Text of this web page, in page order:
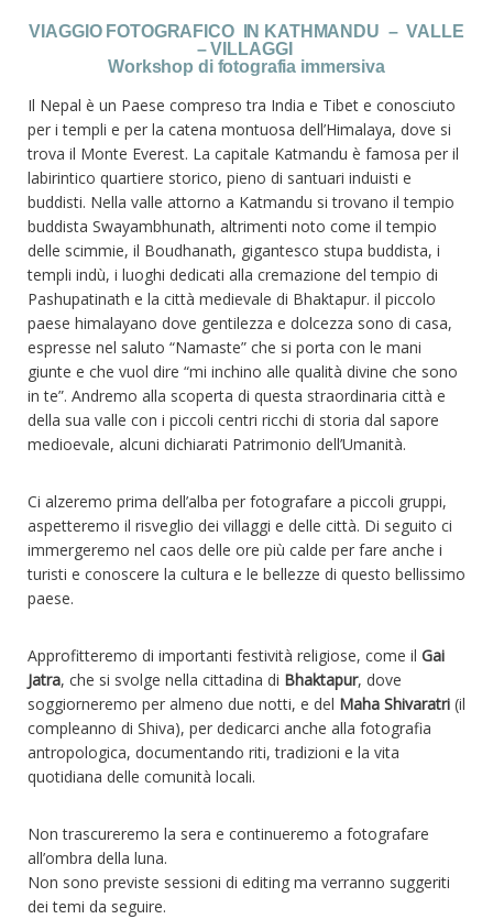
VIAGGIO FOTOGRAFICO IN KATHMANDU – VALLE
– VILLAGGI
Workshop di fotografia immersiva
Il Nepal è un Paese compreso tra India e Tibet e conosciuto
per i templi e per la catena montuosa dell’Himalaya, dove si
trova il Monte Everest. La capitale Katmandu è famosa per il
labirintico quartiere storico, pieno di santuari induisti e
buddisti. Nella valle attorno a Katmandu si trovano il tempio
buddista Swayambhunath, altrimenti noto come il tempio
delle scimmie, il Boudhanath, gigantesco stupa buddista, i
templi indù, i luoghi dedicati alla cremazione del tempio di
Pashupatinath e la città medievale di Bhaktapur. il piccolo
paese himalayano dove gentilezza e dolcezza sono di casa,
espresse nel saluto “Namaste” che si porta con le mani
giunte e che vuol dire “mi inchino alle qualità divine che sono
in te”. Andremo alla scoperta di questa straordinaria città e
della sua valle con i piccoli centri ricchi di storia dal sapore
medioevale, alcuni dichiarati Patrimonio dell’Umanità.
Ci alzeremo prima dell’alba per fotografare a piccoli gruppi,
aspetteremo il risveglio dei villaggi e delle città. Di seguito ci
immergeremo nel caos delle ore più calde per fare anche i
turisti e conoscere la cultura e le bellezze di questo bellissimo
paese.
Approfitteremo di importanti festività religiose, come il Gai
Jatra, che si svolge nella cittadina di Bhaktapur, dove
soggiorneremo per almeno due notti, e del Maha Shivaratri (il
compleanno di Shiva), per dedicarci anche alla fotografia
antropologica, documentando riti, tradizioni e la vita
quotidiana delle comunità locali.
Non trascureremo la sera e continueremo a fotografare
all’ombra della luna.
Non sono previste sessioni di editing ma verranno suggeriti
dei temi da seguire.